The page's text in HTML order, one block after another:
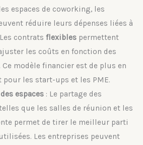
espaces de coworking, les
réduire leurs dépenses liées à
contrats flexiblespermettent
les coûts en fonction des
Ce modèle financier est de plus en
pour les start-ups et les PME.
espaces: Le partage des
que les salles de réunion et les
permet de tirer le meilleur parti
Les entreprises peuvent